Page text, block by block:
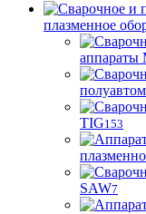
плазменное
аппараты
TIG153
SAW7